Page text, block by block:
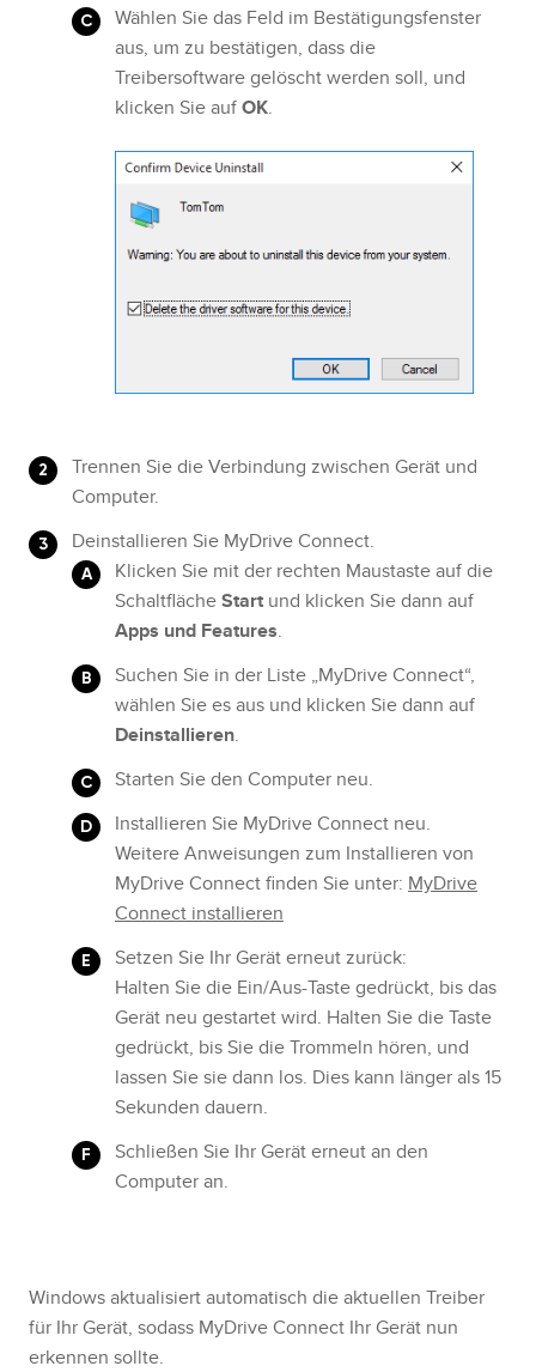
Wählen Sie das Feld im Bestätigungsfenster
aus, um zu bestätigen, dass die
Treibersoftware gelöscht werden soll, und
klicken Sie aufOK.
Trennen Sie die Verbindung zwischen Gerät und
Computer.
Deinstallieren Sie MyDrive Connect.
Klicken Sie mit der rechten Maustaste auf die
SchaltflächeStart und klicken Sie dann auf
Apps und Features.
Suchen Sie in der Liste „MyDrive Connect“,
wählen Sie es aus und klicken Sie dann auf
Deinstallieren.
Starten Sie den Computer neu.
Installieren Sie MyDrive Connect neu.
Weitere Anweisungen zum Installieren von
MyDrive Connect finden Sie unter: MyDrive
Connect installieren
Setzen Sie Ihr Gerät erneut zurück:
Halten Sie die Ein/Aus-Taste gedrückt, bis das
Gerät neu gestartet wird. Halten Sie die Taste
gedrückt, bis Sie die Trommeln hören, und
lassen Sie sie dann los. Dies kann länger als 15
Sekunden dauern.
Schließen Sie Ihr Gerät erneut an den
Computer an.
Windows aktualisiert automatisch die aktuellen Treiber
für Ihr Gerät, sodass MyDrive Connect Ihr Gerät nun
erkennen sollte.